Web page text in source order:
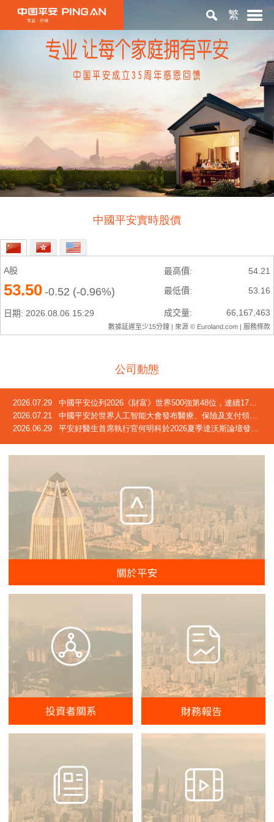
繁
中國平安實時股價
公司動態
2026.07.29
中國平安位列2026《財富》世界500強第48位，連續17年躋身榜單
2026.07.21
中國平安於世界人工智能大會發布醫療、保險及支付領域創新成果
2026.06.29
平安好醫生首席執行官何明科於2026夏季達沃斯論壇發言：中國正迎來「屬於自己的長壽時代」
關於平安
投資者關係
ESG